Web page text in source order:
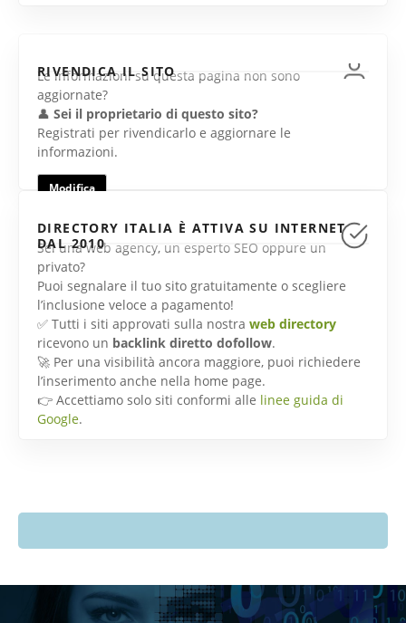
RIVENDICA IL SITO
Le informazioni su questa pagina non sono
aggiornate?
👤 Sei il proprietario di questo sito?
Registrati per rivendicarlo e aggiornare le
informazioni.
Modifica
DIRECTORY ITALIA È ATTIVA SU INTERNET
DAL 2010
Sei una web agency, un esperto SEO oppure un
privato?
Puoi segnalare il tuo sito gratuitamente o scegliere
l’inclusione veloce a pagamento!
✅ Tutti i siti approvati sulla nostra web directory
ricevono un backlink diretto dofollow.
🚀 Per una visibilità ancora maggiore, puoi richiedere
l’inserimento anche nella home page.
👉 Accettiamo solo siti conformi alle linee guida di
Google.